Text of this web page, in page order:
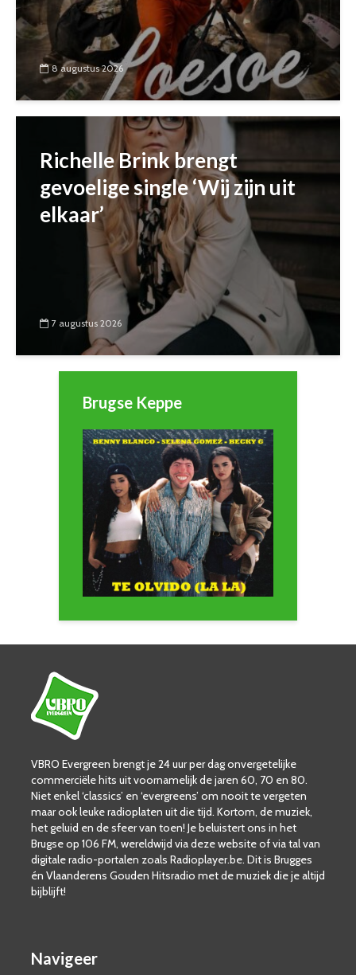
8 augustus 2026
Richelle Brink brengt
gevoelige single ‘Wij zijn uit
elkaar’
7 augustus 2026
Brugse Keppe
VBRO Evergreen brengt je 24 uur per dag onvergetelijke
commerciële hits uit voornamelijk de jaren 60, 70 en 80.
Niet enkel ‘classics’ en ‘evergreens’ om nooit te vergeten
maar ook leuke radioplaten uit die tijd. Kortom, de muziek,
het geluid en de sfeer van toen! Je beluistert ons in het
Brugse op 106 FM, wereldwijd via deze website of via tal van
digitale radio-portalen zoals Radioplayer.be. Dit is Brugges
én Vlaanderens Gouden Hitsradio met de muziek die je altijd
bijblijft!
Navigeer